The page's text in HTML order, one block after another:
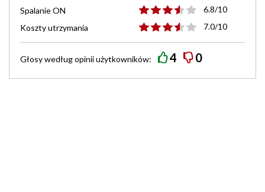
Spalanie ON
6.8/10
Koszty utrzymania
7.0/10
Głosy wedługopiniiużytkowników: 4 0